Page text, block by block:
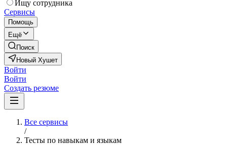
Ищу сотрудника
Сервисы
Помощь
Ещё
Поиск
Новый Хушет
Войти
Войти
Создать резюме
Все сервисы
/
Тесты по навыкам и языкам